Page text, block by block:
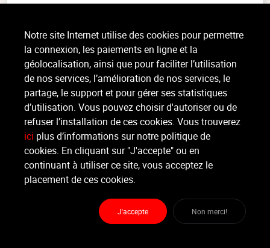
Très proche du Yoga et du Body Balance, le Pilates est une discipline
douce visant le renforcement des muscles profonds (colonne vertébrale,
abdominaux, lombaires...), la correction de la (...)
Lire la suite
Organisateur
PLAY2MOVE
Moniteur
Non renseigné
Play2Move
Rue de l'industrie 1 - 1400 Nivelles
Notre site Internet utilise des cookies pour permettre
la connexion, les paiements en ligne et la
géolocalisation, ainsi que pour faciliter l’utilisation
de nos services, l’amélioration de nos services, le
partage, le support et pour gérer ses statistiques
d’utilisation. Vous pouvez choisir d'autoriser ou de
refuser l’installation de ces cookies. Vous trouverez
ici plus d’informations sur notre politique de
cookies. En cliquant sur "J'accepte" ou en
continuant à utiliser ce site, vous acceptez le
placement de ces cookies.
J'accepte Non merci!